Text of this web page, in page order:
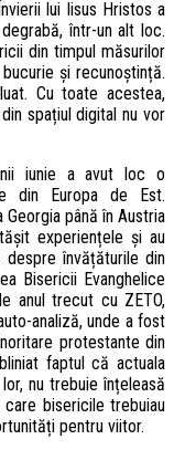
lui Iisus Hristos a
într-un alt loc.
din timpul măsurilor
și recunoștință.
Cu toate acestea,
spațiul digital nu vor
iunie a avut loc o
din Europa de Est.
până în Austria
experiențele și au
învățăturile din
Bisericii Evanghelice
anul trecut cu ZETO,
analiză, unde a fost
protestante din
faptul că actuala
nu trebuie înțeleasă
bisericile trebuiau
pentru viitor.